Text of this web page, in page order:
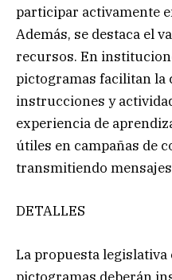
participar activamente
Además, se destaca el
recursos. En
pictogramas facilitan la
instrucciones y
experiencia de
útiles en campañas de
transmitiendo
DETALLES
La propuesta legislativa